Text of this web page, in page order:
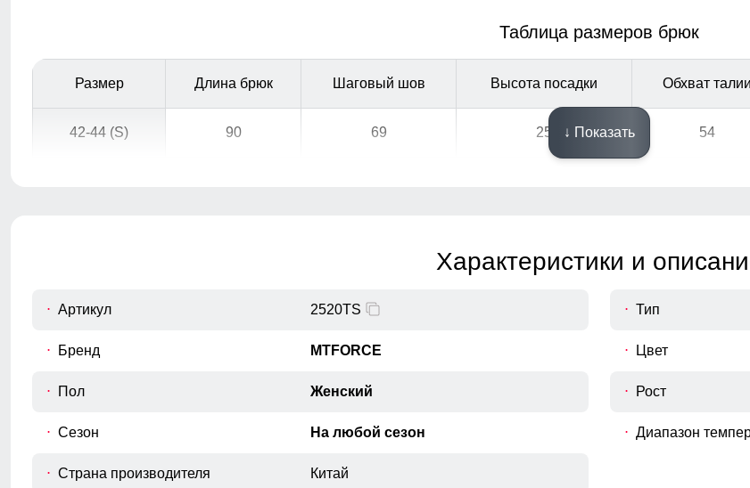
Таблица размеров брюк
Размер Длина брюк Шаговый шов Высота посадки Обхват талии
42-44 (S) 90 69 25 54
33
Узнайте как правильно снять мерки
Для выбора идеального размера одежды, рекомендуем Вам измерить следующие
↓ Показать
Характеристики и
Артикул 2520TS
Бренд MTFORCE
Пол Женский
Сезон На любой сезон
Страна производителя Китай
Тип
Цвет
Рост
Диапазон